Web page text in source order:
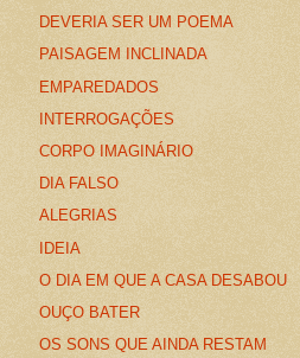
DEVERIA SER UM POEMA
PAISAGEM INCLINADA
EMPAREDADOS
INTERROGAÇÕES
CORPO IMAGINÁRIO
DIA FALSO
ALEGRIAS
IDEIA
O DIA EM QUE A CASA DESABOU
OUÇO BATER
OS SONS QUE AINDA RESTAM